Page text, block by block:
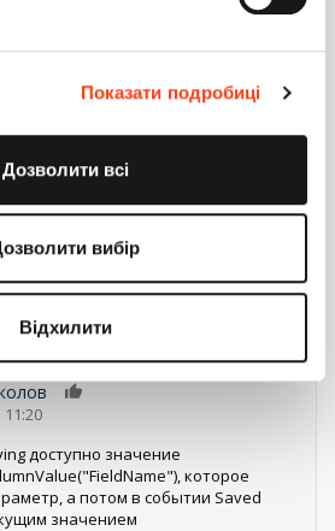
Показати подробиці
Дозволити всі
вибір
Відхилити
процессе есть следующий метод
значение:
=> {
&&
&&
OldValue);
11:20
доступно значение
которое
а потом в событии Saved
значением